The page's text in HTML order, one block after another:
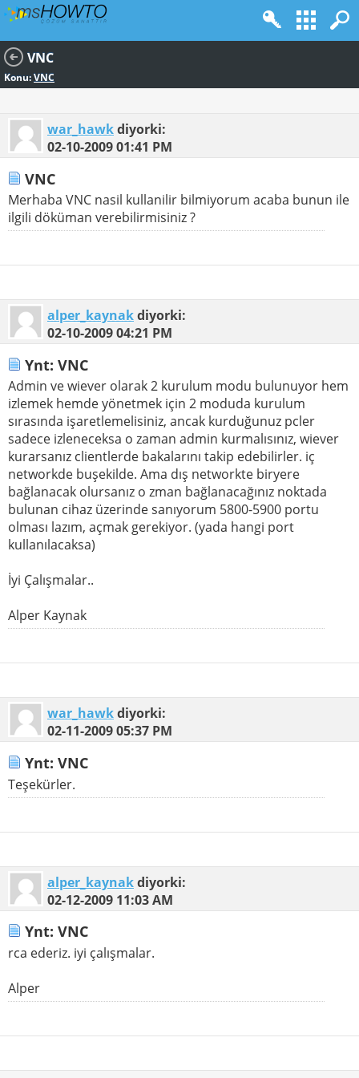
VNC
Konu:VNC
war_hawkdiyorki:
02-10-200901:41 PM
VNC
Merhaba VNC nasil kullanilir bilmiyorum acaba bunun ile
ilgili döküman verebilirmisiniz ?
alper_kaynakdiyorki:
02-10-200904:21 PM
Ynt: VNC
Admin ve wiever olarak 2 kurulum modu bulunuyor hem
izlemek hemde yönetmek için 2 moduda kurulum
sırasında işaretlemelisiniz, ancak kurduğunuz pcler
sadece izleneceksa o zaman admin kurmalısınız, wiever
kurarsanız clientlerde bakalarını takip edebilirler. iç
networkde buşekilde. Ama dış networkte biryere
bağlanacak olursanız o zman bağlanacağınız noktada
bulunan cihaz üzerinde sanıyorum 5800-5900 portu
olması lazım, açmak gerekiyor. (yada hangi port
kullanılacaksa)
İyi Çalışmalar..
Alper Kaynak
war_hawkdiyorki:
02-11-200905:37 PM
Ynt: VNC
Teşekürler.
alper_kaynakdiyorki:
02-12-2009 11:03 AM
Ynt: VNC
rca ederiz. iyi çalışmalar.
Alper